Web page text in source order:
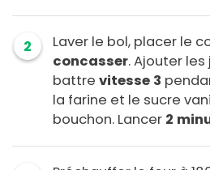
2 Laver le bol, placer le
concasser. Ajouter
battre vitesse 3
la farine et le sucre
bouchon. Lancer 2